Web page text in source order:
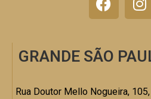
GRANDE SÃO
Rua Doutor Mello Nogueira,